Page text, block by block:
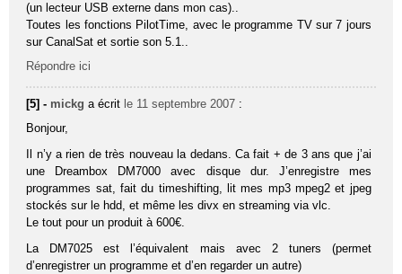
(un lecteur USB externe dans mon cas)..
Toutes les fonctions PilotTime, avec le programme TV sur 7 jours
sur CanalSat et sortie son 5.1..
Répondre ici
[5] - mickg a écrit le 11 septembre 2007 :
Bonjour,
Il n’y a rien de très nouveau la dedans. Ca fait + de 3 ans que j’ai
une Dreambox DM7000 avec disque dur. J’enregistre mes
programmes sat, fait du timeshifting, lit mes mp3 mpeg2 et jpeg
stockés sur le hdd, et même les divx en streaming via vlc.
Le tout pour un produit à 600€.
La DM7025 est l’équivalent mais avec 2 tuners (permet
d’enregistrer un programme et d’en regarder un autre)